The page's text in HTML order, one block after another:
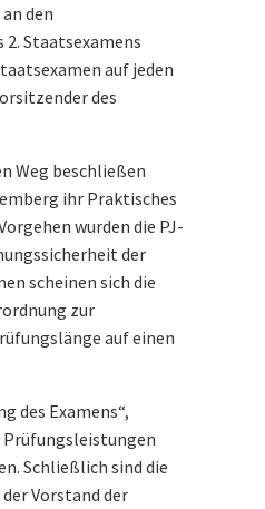
den
Staatsexamens
auf jeden
des
Weg beschließen
ihr Praktisches
wurden die PJ-
der
scheinen sich die
zur
auf einen
des Examens“,
Schließlich sind die
Vorstand der